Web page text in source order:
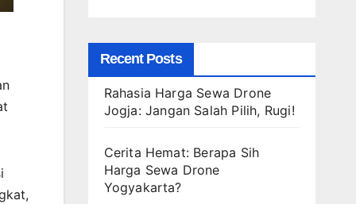
Recent Posts
Rahasia Harga Sewa Drone
Jogja: Jangan Salah Pilih, Rugi!
Cerita Hemat: Berapa Sih
Harga Sewa Drone
Yogyakarta?